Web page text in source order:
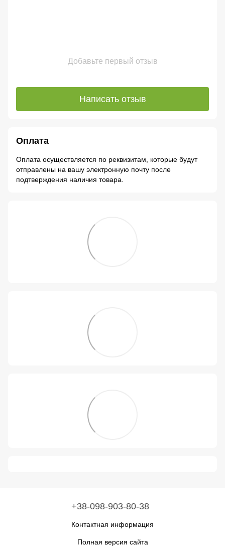
Добавьте первый отзыв
Написать отзыв
Оплата
Оплата осуществляется по реквизитам, которые будут
отправлены на вашу электронную почту после
подтверждения наличия товара.
+38-098-903-80-38
Контактная информация
Полная версия сайта